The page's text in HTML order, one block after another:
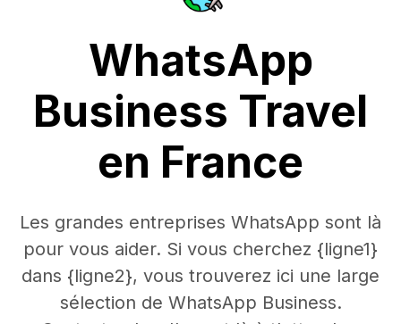
WhatsApp
Business Travel
en France
Les grandes entreprises WhatsApp sont là
pour vous aider. Si vous cherchez {ligne1}
dans {ligne2}, vous trouverez ici une large
sélection de WhatsApp Business.